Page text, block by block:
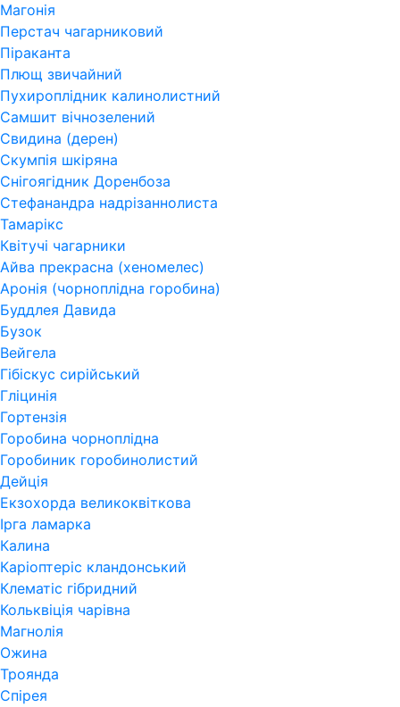
Магонія
Перстач чагарниковий
Піраканта
Плющ звичайний
Пухироплідник калинолистний
Самшит вічнозелений
Свидина (дерен)
Скумпія шкіряна
Снігоягідник Доренбоза
Стефанандра надрізаннолиста
Тамарікс
Квітучі чагарники
Айва прекрасна (хеномелес)
Аронія (чорноплідна горобина)
Буддлея Давида
Бузок
Вейгела
Гібіскус сирійський
Гліцинія
Гортензія
Горобина чорноплідна
Горобиник горобинолистий
Дейція
Екзохорда великоквіткова
Ірга ламарка
Калина
Каріоптеріс кландонський
Клематіс гібридний
Кольквіція чарівна
Магнолія
Ожина
Троянда
Спірея